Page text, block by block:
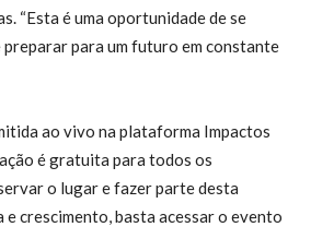
“Esta é uma oportunidade de se
preparar para um futuro em constante
ao vivo na plataforma Impactos
é gratuita para todos os
o lugar e fazer parte desta
e crescimento, basta acessar o evento